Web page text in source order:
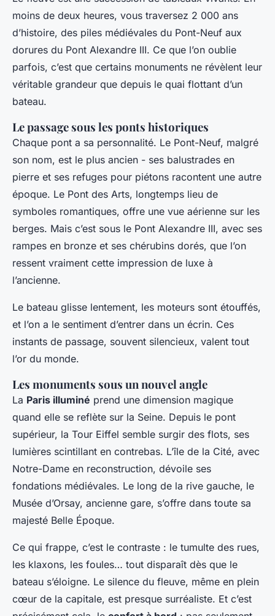
moins de deux heures, vous traversez 2 000 ans
d’histoire, des piles médiévales du Pont-Neuf aux
dorures du Pont Alexandre III. Ce que l’on oublie
parfois, c’est que certains monuments ne révèlent leur
véritable grandeur que depuis le quai flottant d’un
bateau.
Le passage sous les ponts historiques
Chaque pont a sa personnalité. Le Pont-Neuf, malgré
son nom, est le plus ancien - ses balustrades en
pierre et ses refuges pour piétons racontent une autre
époque. Le Pont des Arts, longtemps lieu de
symboles romantiques, offre une vue aérienne sur les
berges. Mais c’est sous le Pont Alexandre III, avec ses
rampes en bronze et ses chérubins dorés, que l’on
ressent vraiment cette impression de luxe à
l’ancienne.
Le bateau glisse lentement, les moteurs sont étouffés,
et l’on a le sentiment d’entrer dans un écrin. Ces
instants de passage, souvent silencieux, valent tout
l’or du monde.
Les monuments sous un nouvel angle
La Paris illuminé prend une dimension magique
quand elle se reflète sur la Seine. Depuis le pont
supérieur, la Tour Eiffel semble surgir des flots, ses
lumières scintillant en contrebas. L’île de la Cité, avec
Notre-Dame en reconstruction, dévoile ses
fondations médiévales. Le long de la rive gauche, le
Musée d’Orsay, ancienne gare, s’offre dans toute sa
majesté Belle Époque.
Ce qui frappe, c’est le contraste : le tumulte des rues,
les klaxons, les foules… tout disparaît dès que le
bateau s’éloigne. Le silence du fleuve, même en plein
cœur de la capitale, est presque surréaliste. Et c’est